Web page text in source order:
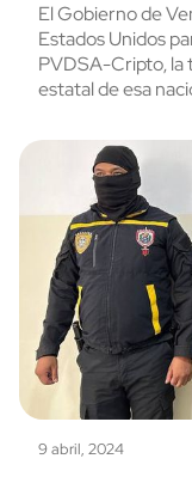
El Gobierno de
Estados Unidos
PVDSA-Cripto, la
estatal de esa
9 abril, 2024